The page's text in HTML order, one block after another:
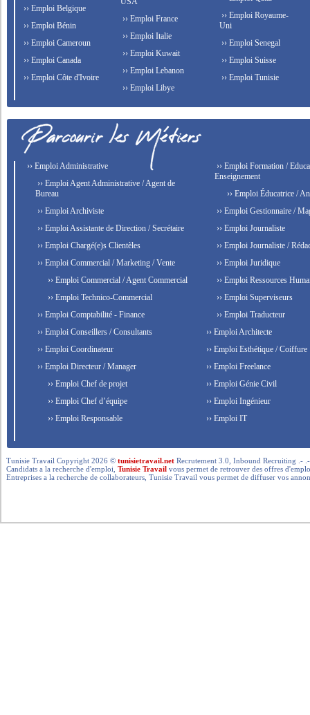
›› Emploi Belgique
›› Emploi Bénin
›› Emploi Cameroun
›› Emploi Canada
›› Emploi Côte d'Ivoire
›› Emploi France
›› Emploi Italie
›› Emploi Kuwait
›› Emploi Lebanon
›› Emploi Libye
›› Emploi Royaume-
Uni
›› Emploi Senegal
›› Emploi Suisse
›› Emploi Tunisie
›› Emploi Administrative
›› Emploi Agent Administrative / Agent de
Bureau
›› Emploi Archiviste
›› Emploi Assistante de Direction / Secrétaire
›› Emploi Chargé(e)s Clientèles
›› Emploi Commercial / Marketing / Vente
›› Emploi Commercial / Agent Commercial
›› Emploi Technico-Commercial
›› Emploi Comptabilité - Finance
›› Emploi Conseillers / Consultants
›› Emploi Coordinateur
›› Emploi Directeur / Manager
›› Emploi Chef de projet
›› Emploi Chef d’équipe
›› Emploi Responsable
›› Emploi Formation /
Enseignement
›› Emploi Éducatrice /
›› Emploi Gestionnaire /
›› Emploi Journaliste
›› Emploi Journaliste /
›› Emploi Juridique
›› Emploi Ressources
›› Emploi Superviseurs
›› Emploi Traducteur
›› Emploi Architecte
›› Emploi Esthétique / Coiffure
›› Emploi Freelance
›› Emploi Génie Civil
›› Emploi Ingénieur
›› Emploi IT
Tunisie Travail Copyright 2026 ©tunisietravail.net Recrutement 3.0, Inbound Recruiting .-
Candidats a la recherche d'emploi,Tunisie Travail vous permet de retrouver des offres
Entreprises a la recherche de collaborateurs, Tunisie Travail vous permet de diffuser vos